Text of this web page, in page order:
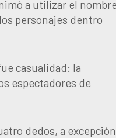
a utilizar el
personajes dentro
casualidad: la
espectadores de
dedos, a excepción